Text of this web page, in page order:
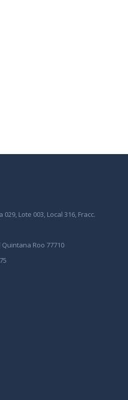
Lote 003, Local 316, Fracc.
Roo 77710